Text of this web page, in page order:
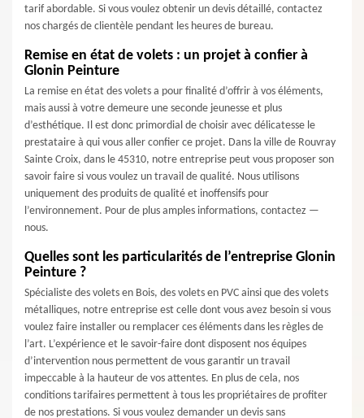
tarif abordable. Si vous voulez obtenir un devis détaillé, contactez
nos chargés de clientèle pendant les heures de bureau.
Remise en état de volets : un projet à confier à
Glonin Peinture
La remise en état des volets a pour finalité d’offrir à vos éléments,
mais aussi à votre demeure une seconde jeunesse et plus
d’esthétique. Il est donc primordial de choisir avec délicatesse le
prestataire à qui vous aller confier ce projet. Dans la ville de Rouvray
Sainte Croix, dans le 45310, notre entreprise peut vous proposer son
savoir faire si vous voulez un travail de qualité. Nous utilisons
uniquement des produits de qualité et inoffensifs pour
l’environnement. Pour de plus amples informations, contactez —
nous.
Quelles sont les particularités de l’entreprise Glonin
Peinture ?
Spécialiste des volets en Bois, des volets en PVC ainsi que des volets
métalliques, notre entreprise est celle dont vous avez besoin si vous
voulez faire installer ou remplacer ces éléments dans les règles de
l’art. L’expérience et le savoir-faire dont disposent nos équipes
d’intervention nous permettent de vous garantir un travail
impeccable à la hauteur de vos attentes. En plus de cela, nos
conditions tarifaires permettent à tous les propriétaires de profiter
de nos prestations. Si vous voulez demander un devis sans